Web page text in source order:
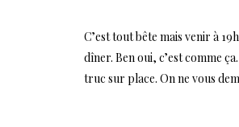
C’est tout bête mais venir à
dîner. Ben oui, c’est comme
truc sur place. On ne vous